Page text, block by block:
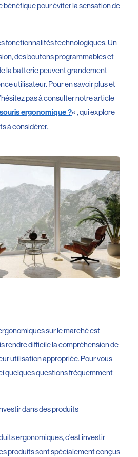
pour éviter la sensation de
fonctionnalités technologiques. Un
des boutons programmables et
la batterie peuvent grandement
utilisateur. Pour en savoir plus et
pas à consulter notre article
ergonomique ?« , qui explore
à considérer.
sur le marché est
rendre difficile la compréhension de
utilisation appropriée. Pour vous
quelques questions fréquemment
dans des produits
ergonomiques, c’est investir
produits sont spécialement conçus